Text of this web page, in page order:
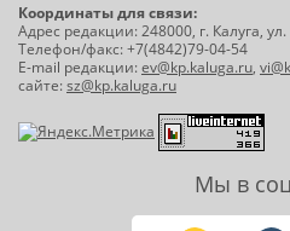
Координаты для связи:
Адрес редакции: 248000, г. Калуга,
Телефон/факс: +7(4842)79-04-54
E-mail редакции:ev@kp.kaluga.ru,
сайте:sz@kp.kaluga.ru
Мы в